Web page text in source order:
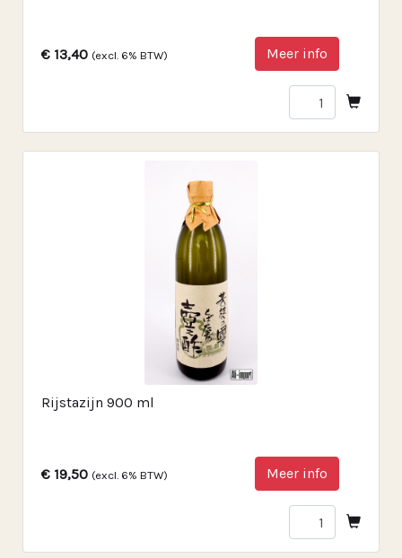
€ 13,40 (excl. 6% BTW) Meer info
Rijstazijn 900 ml
€ 19,50 (excl. 6% BTW) Meer info